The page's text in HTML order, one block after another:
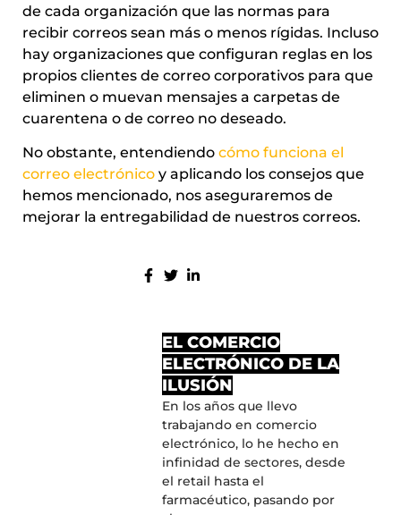
de cada organización que las normas para
recibir correos sean más o menos rígidas. Incluso
hay organizaciones que configuran reglas en los
propios clientes de correo corporativos para que
eliminen o muevan mensajes a carpetas de
cuarentena o de correo no deseado.
No obstante, entendiendo cómo funciona el
correo electrónico y aplicando los consejos que
hemos mencionado, nos aseguraremos de
mejorar la entregabilidad de nuestros correos.
EL COMERCIO
ELECTRÓNICO DE LA
ILUSIÓN
En los años que llevo
trabajando en comercio
electrónico, lo he hecho en
infinidad de sectores, desde
el retail hasta el
farmacéutico, pasando por